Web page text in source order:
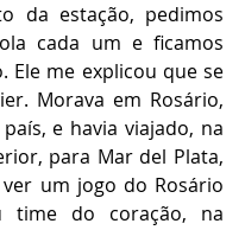
da estação, pedimos
cada um e ficamos
Ele me explicou que se
Morava em Rosário,
e havia viajado, na
para Mar del Plata,
um jogo do Rosário
time do coração, na